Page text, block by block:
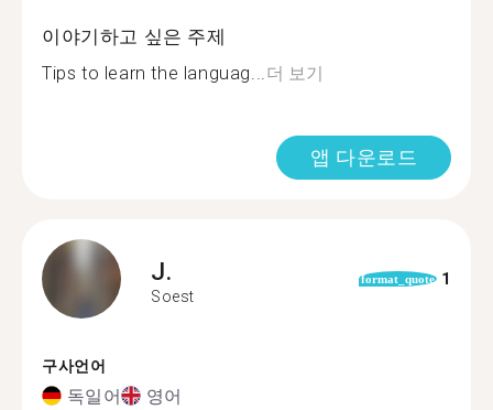
이야기하고 싶은 주제
Tips to learn the languag...더 보기
앱 다운로드
J.
Soest
format_quote 1
구사언어
독일어 영어